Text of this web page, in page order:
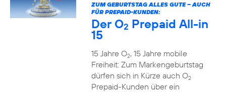
ZUM GEBURTSTAG ALLES GUTE – AUCH
FÜR PREPAID-KUNDEN:
Der O2 Prepaid All-in
15
15 Jahre O2, 15 Jahre mobile
Freiheit: Zum Markengeburtstag
dürfen sich in Kürze auch O2
Prepaid-Kunden über ein